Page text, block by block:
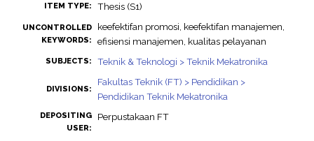
ITEM TYPE: Thesis (S1)
UNCONTROLLED
KEYWORDS:
keefektifan promosi, keefektifan manajemen,
efisiensi manajemen, kualitas pelayanan
SUBJECTS: Teknik & Teknologi > Teknik Mekatronika
DIVISIONS:
Fakultas Teknik (FT) > Pendidikan >
Pendidikan Teknik Mekatronika
DEPOSITING
USER:
Perpustakaan FT